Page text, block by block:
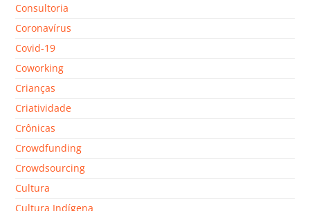
Consultoria
Coronavírus
Covid-19
Coworking
Crianças
Criatividade
Crônicas
Crowdfunding
Crowdsourcing
Cultura
Cultura Indígena